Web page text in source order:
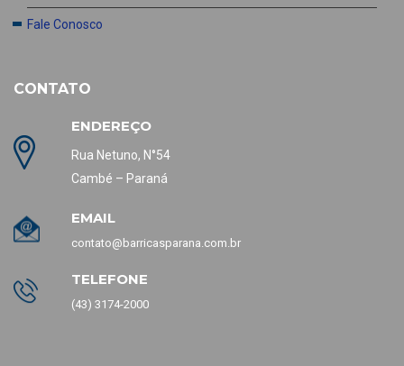
Fale Conosco
CONTATO
ENDEREÇO
Rua Netuno, N°54
Cambé – Paraná
EMAIL
contato@barricasparana.com.br
TELEFONE
(43) 3174-2000